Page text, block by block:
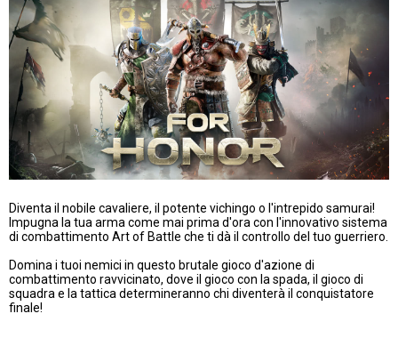
Diventa il nobile cavaliere, il potente vichingo o l'intrepido samurai!
Impugna la tua arma come mai prima d'ora con l'innovativo sistema
di combattimento Art of Battle che ti dà il controllo del tuo guerriero.
Domina i tuoi nemici in questo brutale gioco d'azione di
combattimento ravvicinato, dove il gioco con la spada, il gioco di
squadra e la tattica determineranno chi diventerà il conquistatore
finale!